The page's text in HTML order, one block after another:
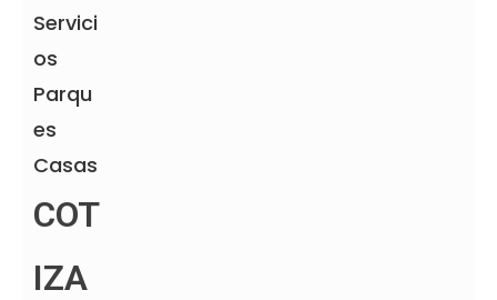
Servici
os
Parqu
es
Casas
COT
IZA